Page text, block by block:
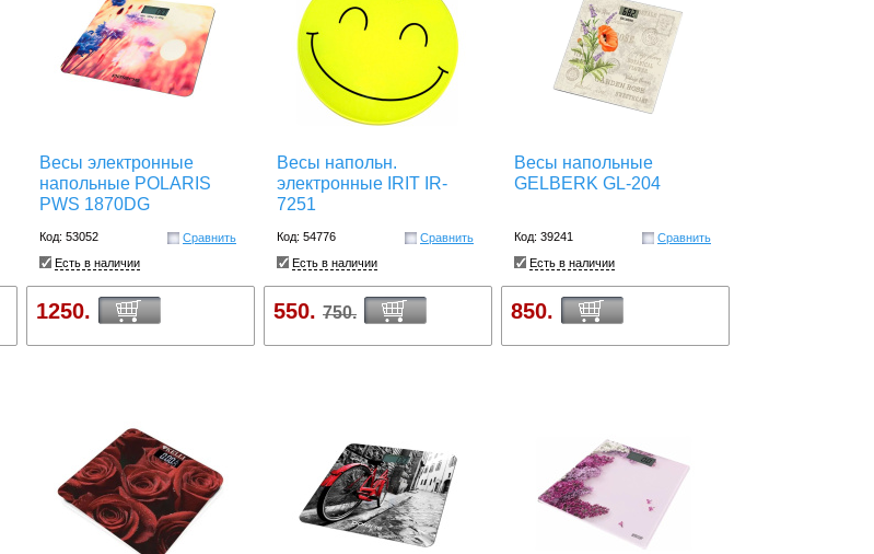
Весы электронные
напольные POLARIS
PWS 1870DG
Код: 53052
Сравнить
Есть в наличии
1250.
Весы напольн.
электронные IRIT IR-
7251
Код: 54776
Сравнить
Есть в наличии
550. 750.
Весы напольные
GELBERK GL-204
Код: 39241
Сравнить
Есть в наличии
850.